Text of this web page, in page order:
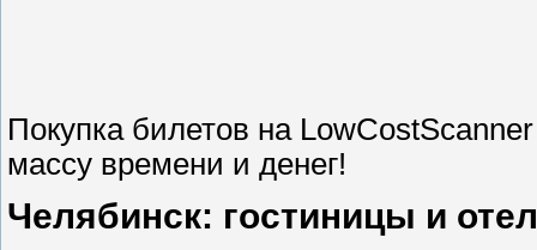
Покупка билетов на
массу времени и денег!
Челябинск: гостиницы и